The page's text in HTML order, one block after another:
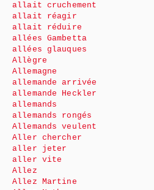
allait cruchement
allait réagir
allait réduire
allées Gambetta
allées glauques
Allègre
Allemagne
allemande arrivée
allemande Heckler
allemands
allemands rongés
Allemands veulent
Aller chercher
aller jeter
aller vite
Allez
Allez Martine